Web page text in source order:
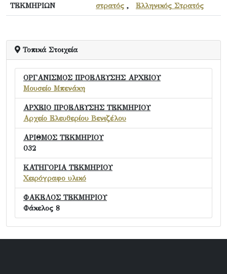
ΤΕΚΜΗΡΙΩΝ
στρατός , Ελληνικός Στρατός
Τοπικά Στοιχεία
ΟΡΓΑΝΙΣΜΟΣ ΠΡΟΕΛΕΥΣΗΣ ΑΡΧΕΙΟΥ
Μουσείο Μπενάκη
ΑΡΧΕΙΟ ΠΡΟΕΛΕΥΣΗΣ ΤΕΚΜΗΡΙΟΥ
Αρχείο Ελευθερίου Βενιζέλου
ΑΡΙΘΜΟΣ ΤΕΚΜΗΡΙΟΥ
032
ΚΑΤΗΓΟΡΙΑ ΤΕΚΜΗΡΙΟΥ
Χειρόγραφο υλικό
ΦΑΚΕΛΟΣ ΤΕΚΜΗΡΙΟΥ
Φάκελος 8